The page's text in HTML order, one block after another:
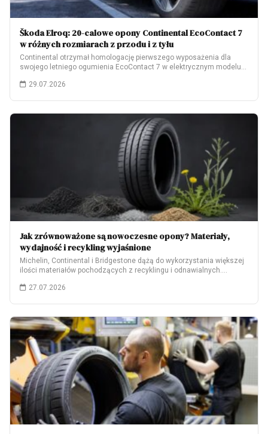
Škoda Elroq: 20-calowe opony Continental EcoContact 7
w różnych rozmiarach z przodu i z tyłu
Continental otrzymał homologację pierwszego wyposażenia dla
swojego letniego ogumienia EcoContact 7 w elektrycznym modelu
29.07.2026
Jak zrównoważone są nowoczesne opony? Materiały,
wydajność i recykling wyjaśnione
Michelin, Continental i Bridgestone dążą do wykorzystania większej
ilości materiałów pochodzących z recyklingu i odnawialnych.…
27.07.2026